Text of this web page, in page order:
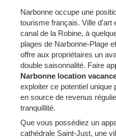
Narbonne occupe une
tourisme français. Ville d'art
canal de la Robine, à
plages de Narbonne-Plage
offre aux propriétaires un
double saisonnalité. Faire
Narbonne location
exploiter ce potentiel
en source de revenus
tranquillité.
Que vous possédiez un
cathédrale Saint-Just, une